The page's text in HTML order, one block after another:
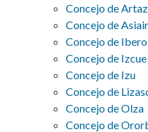
Concejo de
Concejo de
Concejo de Ibero
Concejo de Izcue
Concejo de Izu
Concejo de
Concejo de Olza
Concejo de